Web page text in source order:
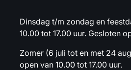
Dinsdag t/m zondag en
10.00 tot 17.00 uur. Gesloten
Zomer (6 juli tot en met 24
open van 10.00 tot 17.00 uur.